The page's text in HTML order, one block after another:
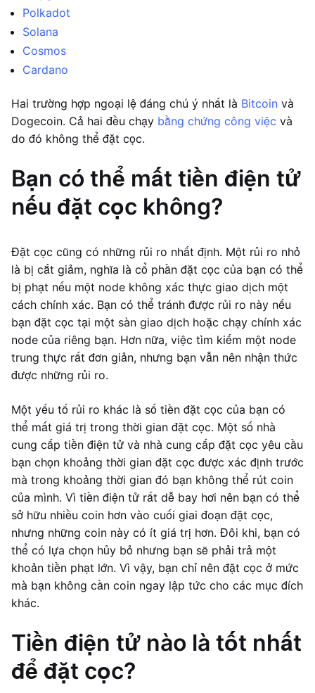
Polkadot
Solana
Cosmos
Cardano
Hai trường hợp ngoại lệ đáng chú ý nhất là Bitcoin và
Dogecoin. Cả hai đều chạy bằng chứng công việc và
do đó không thể đặt cọc.
Bạn có thể mất tiền điện tử
nếu đặt cọc không?
Đặt cọc cũng có những rủi ro nhất định. Một rủi ro nhỏ
là bị cắt giảm, nghĩa là cổ phần đặt cọc của bạn có thể
bị phạt nếu một node không xác thực giao dịch một
cách chính xác. Bạn có thể tránh được rủi ro này nếu
bạn đặt cọc tại một sàn giao dịch hoặc chạy chính xác
node của riêng bạn. Hơn nữa, việc tìm kiếm một node
trung thực rất đơn giản, nhưng bạn vẫn nên nhận thức
được những rủi ro.
Một yếu tố rủi ro khác là số tiền đặt cọc của bạn có
thể mất giá trị trong thời gian đặt cọc. Một số nhà
cung cấp tiền điện tử và nhà cung cấp đặt cọc yêu cầu
bạn chọn khoảng thời gian đặt cọc được xác định trước
mà trong khoảng thời gian đó bạn không thể rút coin
của mình. Vì tiền điện tử rất dễ bay hơi nên bạn có thể
sở hữu nhiều coin hơn vào cuối giai đoạn đặt cọc,
nhưng những coin này có ít giá trị hơn. Đôi khi, bạn có
thể có lựa chọn hủy bỏ nhưng bạn sẽ phải trả một
khoản tiền phạt lớn. Vì vậy, bạn chỉ nên đặt cọc ở mức
mà bạn không cần coin ngay lập tức cho các mục đích
khác.
Tiền điện tử nào là tốt nhất
để đặt cọc?